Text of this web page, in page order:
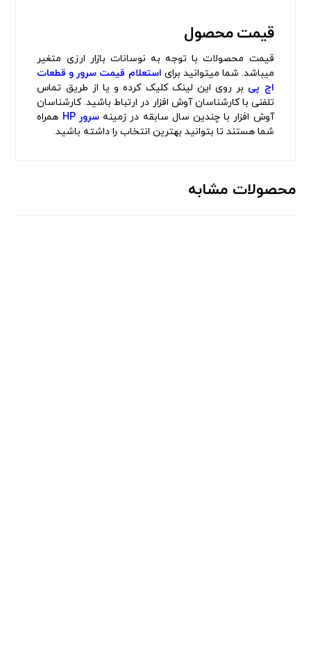
قیمت محصول
قیمت محصولات با توجه به نوسانات بازار ارزی متغیر
میباشد. شما میتوانید برای استعلام قیمت سرور و قطعات
اچ پی بر روی این لینک کلیک کرده و یا از طریق تماس
تلفنی با کارشناسان آوش افزار در ارتباط باشید. کارشناسان
آوش افزار با چندین سال سابقه در زمینهسرور HP
همراه
شما هستند تا بتوانید بهترین انتخاب را داشته باشید.
محصولات مشابه